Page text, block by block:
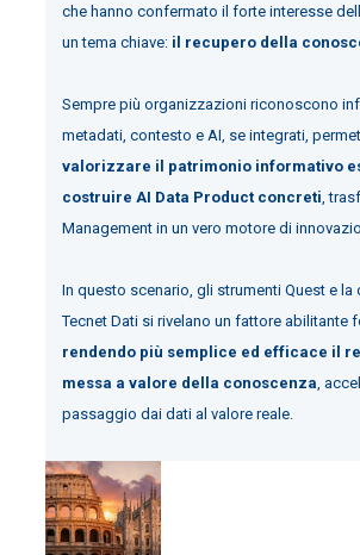
che hanno confermato il forte interesse
un tema chiave:il recupero della
Sempre più organizzazioni riconoscono
metadati, contesto e AI, se integrati,
valorizzare il patrimonio informativo
costruire AI Data Product concreti ,
Management in un vero motore di
In questo scenario, gli strumenti Quest e la
Tecnet Dati si rivelano un fattore abilitante
rendendo più semplice ed efficace il
messa a valore della conoscenza ,
passaggio dai dati al valore reale.